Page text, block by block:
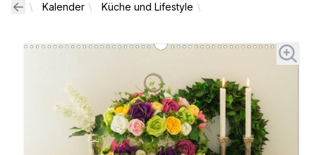
Kalender Küche und Lifestyle